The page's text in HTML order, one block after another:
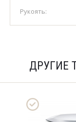
Рукоять:
ДРУГИЕ